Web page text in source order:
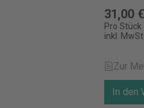
31,00 €
Pro Stück
inkl. MwSt.
Zur
In den